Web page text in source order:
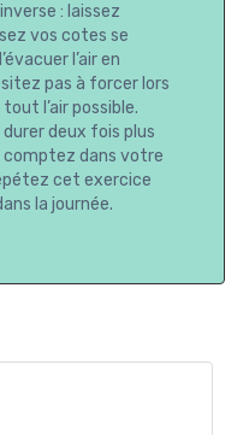
: laissez
vos cotes se
l’air en
pas à forcer lors
l’air possible.
deux fois plus
comptez dans votre
cet exercice
la journée.